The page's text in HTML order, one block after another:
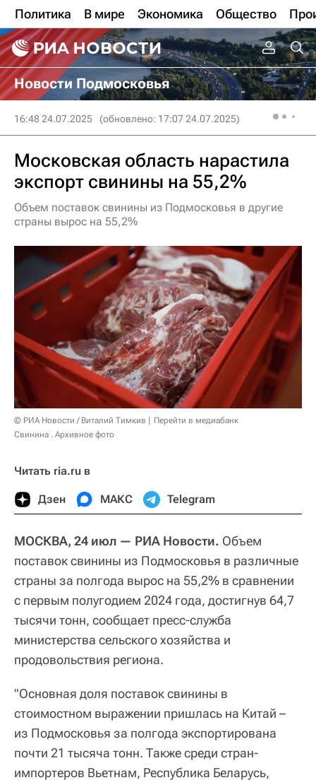
Политика В мире Экономика Общество
Новости Подмосковья
16:48 24.07.2025 (обновлено: 17:07 24.07.2025)
Московская область нарастила
экспорт свинины на 55,2%
Объем поставок свинины из Подмосковья в другие
страны вырос на 55,2%
© РИА Новости / Виталий Тимкив
Перейти в медиабанк
Свинина . Архивное фото
Читать ria.ru в
Дзен МАКС Telegram
МОСКВА, 24 июл — РИА Новости. Объем
поставок свинины из Подмосковья в различные
страны за полгода вырос на 55,2% в сравнении
с первым полугодием 2024 года, достигнув 64,7
тысячи тонн, сообщает пресс-служба
министерства сельского хозяйства и
продовольствия региона.
"Основная доля поставок свинины в
стоимостном выражении пришлась на Китай –
из Подмосковья за полгода экспортирована
почти 21 тысяча тонн. Также среди стран-
импортеров Вьетнам, Республика Беларусь,